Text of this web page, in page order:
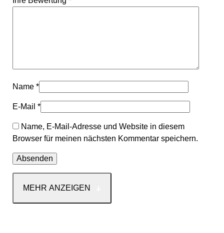
Name *
E-Mail *
Name, E-Mail-Adresse und Website in diesem
Browser für meinen nächsten Kommentar speichern.
MEHR ANZEIGEN